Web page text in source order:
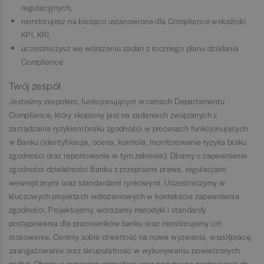
regulacyjnych,
monitorujesz na bieżąco ustanowione dla Compliance wskaźniki
KPI, KRI,
uczestniczysz we wdrażaniu zadań z rocznego planu działania
Compliance
Twój zespół
Jesteśmy zespołem, funkcjonującym w ramach Departamentu
Compliance, który skupiony jest na zadaniach związanych z
zarządzania ryzykiem braku zgodności w procesach funkcjonujących
w Banku (identyfikacja, ocena, kontrola, monitorowanie ryzyka braku
zgodności oraz raportowanie w tym zakresie). Dbamy o zapewnienie
zgodności działalności Banku z przepisami prawa, regulacjami
wewnętrznymi oraz standardami rynkowymi. Uczestniczymy w
kluczowych projektach wdrożeniowych w kontekście zapewnienia
zgodności. Projektujemy, wdrażamy metodyki i standardy
postępowania dla pracowników banku oraz monitorujemy ich
stosowanie. Cenimy sobie otwartość na nowe wyzwania, współpracę,
zaangażowanie oraz skrupulatność w wykonywaniu powierzonych